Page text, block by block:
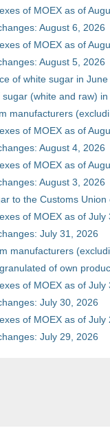
of MOEX as of
August 6, 2026
of MOEX as of
August 5, 2026
of white sugar in
(white and raw)
manufacturers
of MOEX as of
August 4, 2026
of MOEX as of
August 3, 2026
to the Customs
of MOEX as of July
July 31, 2026
manufacturers
of own
of MOEX as of July
July 30, 2026
of MOEX as of July
July 29, 2026